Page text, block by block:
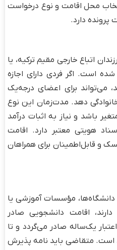
محل اقامت و نوع درخواست
دارد.
اتباع خارجی مقیم ترکیه، یا
است. اگر فردی دارای اجازه
می‌تواند برای اعضای درجه‌یک
دهد. مدت‌زمان این نوع
از ۱ تا ۳ سال متغیر باشد و نیاز به اثبات درآمد
هویتی معتبر دارد. اقامت
و قابل‌اطمینان برای همراهان
مؤسسات آموزشی یا
اقامت دانشجویی صادر
یک‌ساله صادر می‌گردد و تا
است. متقاضی باید نامه پذیرش